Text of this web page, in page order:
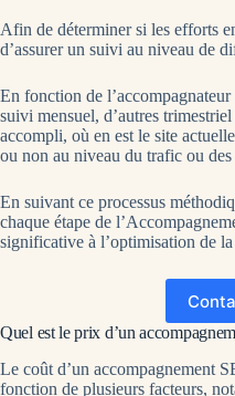
Afin de déterminer si les efforts
d’assurer un suivi au niveau de
En fonction de
suivi mensuel, d’autres
accompli, où en est le site
ou non au niveau du trafic ou des
En suivant ce processus
chaque étape de
significative à l’optimisation de
Quel est le prix d’un
Le coût d’un accompagnement
fonction de plusieurs facteurs,